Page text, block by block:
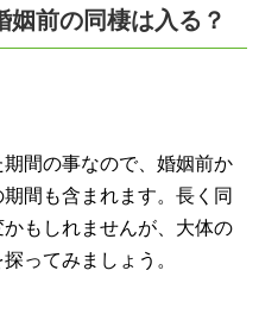
姻前の同棲は入る？
間の事なので、婚姻前か
間も含まれます。長く同
もしれませんが、大体の
ってみましょう。